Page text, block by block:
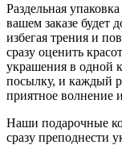
Раздельная
вашем заказе будет
избегая трения и
сразу оценить
украшения в одной
посылку, и каждый
приятное волнение
Наши подарочные
сразу преподнести